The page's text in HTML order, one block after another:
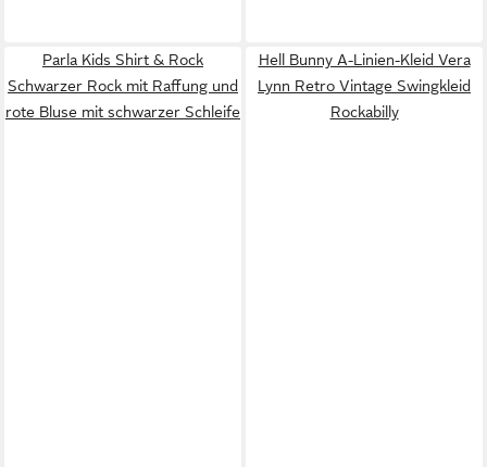
Parla Kids Shirt & Rock
Schwarzer Rock mit Raffung und
rote Bluse mit schwarzer Schleife
Hell Bunny A-Linien-Kleid Vera
Lynn Retro Vintage Swingkleid
Rockabilly